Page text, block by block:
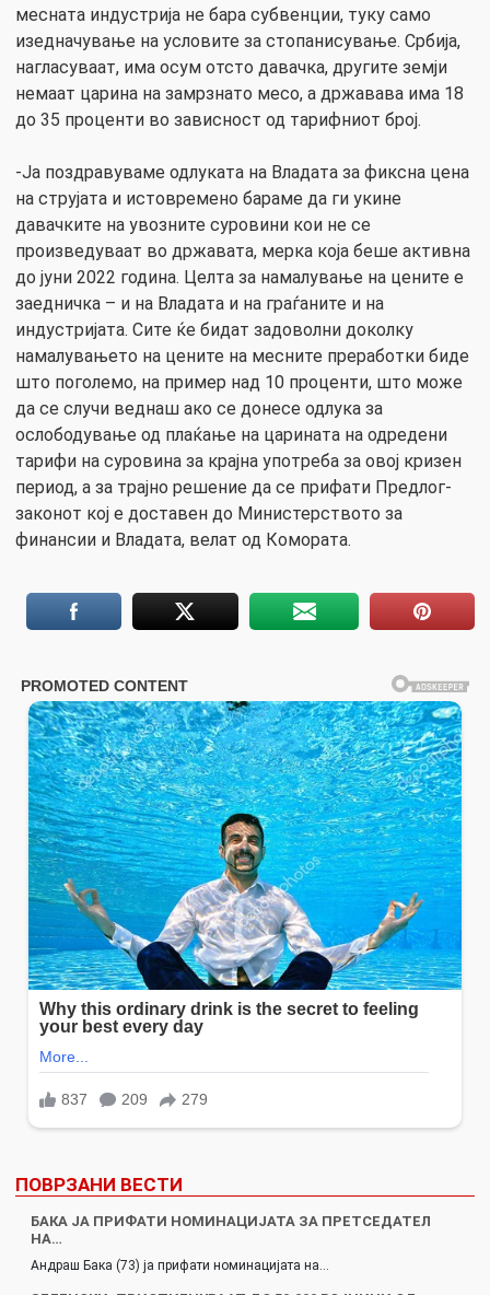
месната индустрија не бара субвенции, туку само
изедначување на условите за стопанисување. Србија,
нагласуваат, има осум отсто давачка, другите земји
немаат царина на замрзнато месо, а државава има 18
до 35 проценти во зависност од тарифниот број.
-Ја поздравуваме одлуката на Владата за фиксна цена
на струјата и истовремено бараме да ги укине
давачките на увозните суровини кои не се
произведуваат во државата, мерка која беше активна
до јуни 2022 година. Целта за намалување на цените е
заедничка – и на Владата и на граѓаните и на
индустријата. Сите ќе бидат задоволни доколку
намалувањето на цените на месните преработки бидe
што поголемo, на пример над 10 проценти, што може
да се случи веднаш ако се донесе одлука за
ослободување од плаќање на царината на одредени
тарифи на суровина за крајна употреба за овој кризен
период, а за трајно решение да се прифати Предлог-
законoт кој е доставен до Министерството за
финансии и Владата, велат од Комората.
ПОВРЗАНИ ВЕСТИ
БАКА ЈА ПРИФАТИ НОМИНАЦИЈАТА ЗА ПРЕТСЕДАТЕЛ
НА…
Андраш Бака (73) ја прифати номинацијата на…